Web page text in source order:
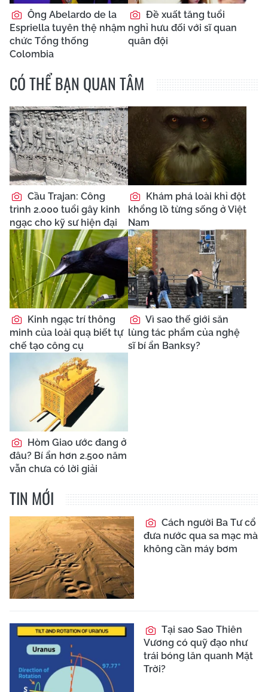
Ông Abelardo de la
Espriella tuyên thệ nhậm
chức Tổng thống
Colombia
Đề xuất tăng tuổi
nghỉ hưu đối với sĩ quan
quân đội
CÓ THỂ BẠN QUAN TÂM
Cầu Trajan: Công
trình 2.000 tuổi gây kinh
ngạc cho kỹ sư hiện đại
Khám phá loài khỉ đột
khổng lồ từng sống ở Việt
Nam
Kinh ngạc trí thông
minh của loài quạ biết tự
chế tạo công cụ
Vì sao thế giới săn
lùng tác phẩm của nghệ
sĩ bí ẩn Banksy?
Hòm Giao ước đang ở
đâu? Bí ẩn hơn 2.500 năm
vẫn chưa có lời giải
TIN MỚI
Cách người Ba Tư cổ
đưa nước qua sa mạc mà
không cần máy bơm
Tại sao Sao Thiên
Vương có quỹ đạo như
trái bóng lăn quanh Mặt
Trời?